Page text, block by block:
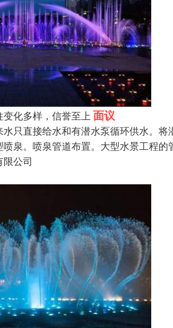
化多样，信誉至上 面议
只直接给水和有潜水泵循环供水。
泉。喷泉管道布置。大型水景工程
公司